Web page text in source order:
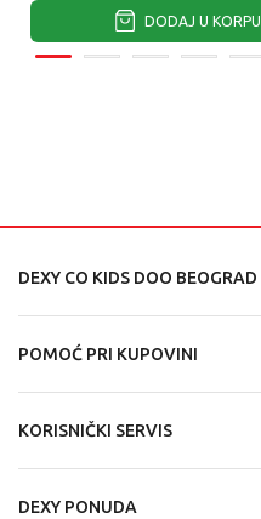
DODAJ U KORPU
DEXY CO KIDS DOO BEOGRAD
POMOĆ PRI KUPOVINI
KORISNIČKI SERVIS
DEXY PONUDA